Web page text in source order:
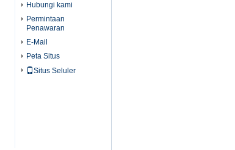
Hubungi kami
Permintaan
Penawaran
E-Mail
Peta Situs
Situs Seluler